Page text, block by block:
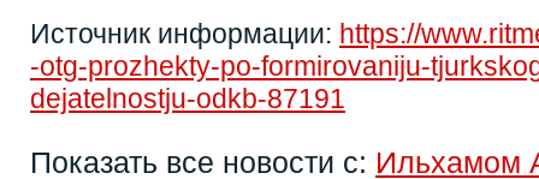
Источник информации: https://
-otg-prozhekty-po-formirovaniju-
dejatelnostju-odkb-87191
Показать все новости с: Ильхамом